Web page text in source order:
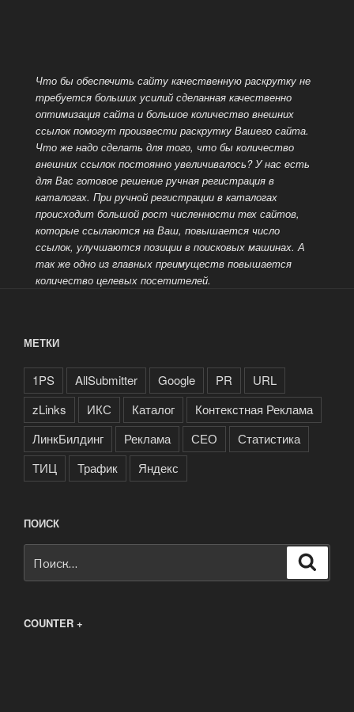
Что бы обеспечить сайту качественную раскрутку не
требуется больших усилий сделанная качественно
оптимизация сайта и большое количество внешних
ссылок помогут произвести раскрутку Вашего сайта.
Что же надо сделать для того, что бы количество
внешних ссылок постоянно увеличивалось? У нас есть
для Вас готовое решение ручная регистрация в
каталогах. При ручной регистрации в каталогах
происходит большой рост численности тех сайтов,
которые ссылаются на Ваш, повышается число
ссылок, улучшаются позиции в поисковых машинах.А
так же одно из главных преимуществ повышается
количество целевых посетителей.
МЕТКИ
1PS AllSubmitter Google PR
URL
zLinks
ИКС Каталог
Контекстная Реклама
ЛинкБилдинг
Реклама СЕО
Статистика
ТИЦ
Трафик Яндекс
ПОИСК
COUNTER +